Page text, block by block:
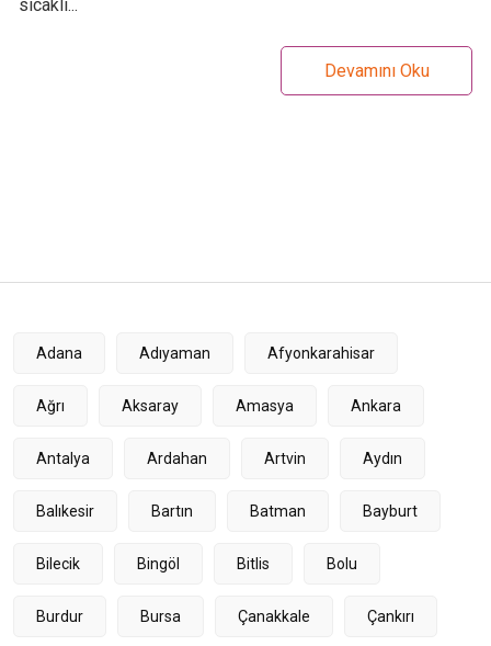
sıcaklı...
Adana Adıyaman Afyonkarahisar
Ağrı Aksaray Amasya Ankara
Antalya Ardahan Artvin Aydın
Balıkesir Bartın Batman Bayburt
Bilecik Bingöl Bitlis Bolu
Burdur Bursa Çanakkale Çankırı